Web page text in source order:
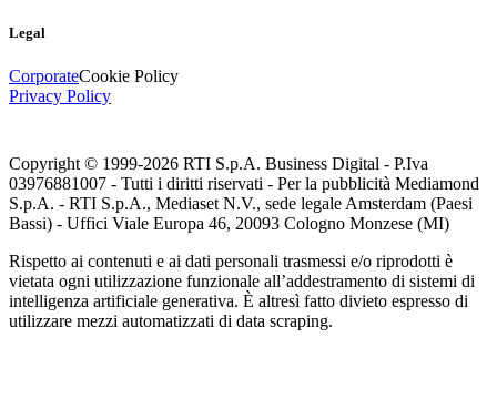
Legal
CorporateCookie Policy
Privacy Policy
Copyright © 1999-2026 RTI S.p.A. Business Digital - P.Iva
03976881007 - Tutti i diritti riservati - Per la pubblicità Mediamond
S.p.A. - RTI S.p.A., Mediaset N.V., sede legale Amsterdam (Paesi
Bassi) - Uffici Viale Europa 46, 20093 Cologno Monzese (MI)
Rispetto ai contenuti e ai dati personali trasmessi e/o riprodotti è
vietata ogni utilizzazione funzionale all’addestramento di sistemi di
intelligenza artificiale generativa. È altresì fatto divieto espresso di
utilizzare mezzi automatizzati di data scraping.